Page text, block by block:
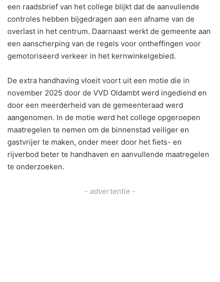
een raadsbrief van het college blijkt dat de aanvullende
controles hebben bijgedragen aan een afname van de
overlast in het centrum. Daarnaast werkt de gemeente aan
een aanscherping van de regels voor ontheffingen voor
gemotoriseerd verkeer in het kernwinkelgebied.
De extra handhaving vloeit voort uit een motie die in
november 2025 door de VVD Oldambt werd ingediend en
door een meerderheid van de gemeenteraad werd
aangenomen. In de motie werd het college opgeroepen
maatregelen te nemen om de binnenstad veiliger en
gastvrijer te maken, onder meer door het fiets- en
rijverbod beter te handhaven en aanvullende maatregelen
te onderzoeken.
- advertentie -